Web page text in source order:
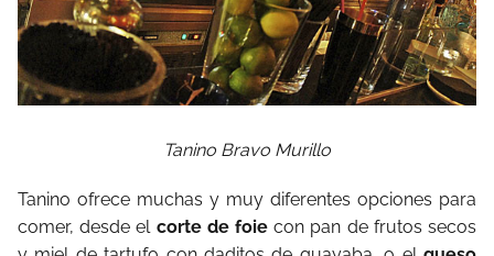
Tanino Bravo Murillo
Tanino ofrece muchas y muy diferentes opciones para
comer, desde el corte de foiecon pan de frutos secos